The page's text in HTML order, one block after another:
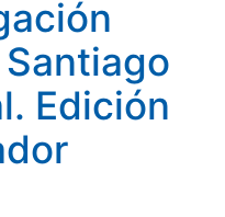
Edición